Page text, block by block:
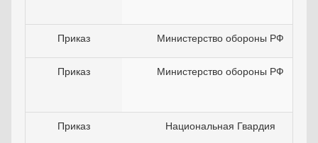
Приказ Министерство обороны РФ
Приказ Министерство обороны РФ
Приказ Национальная Гвардия